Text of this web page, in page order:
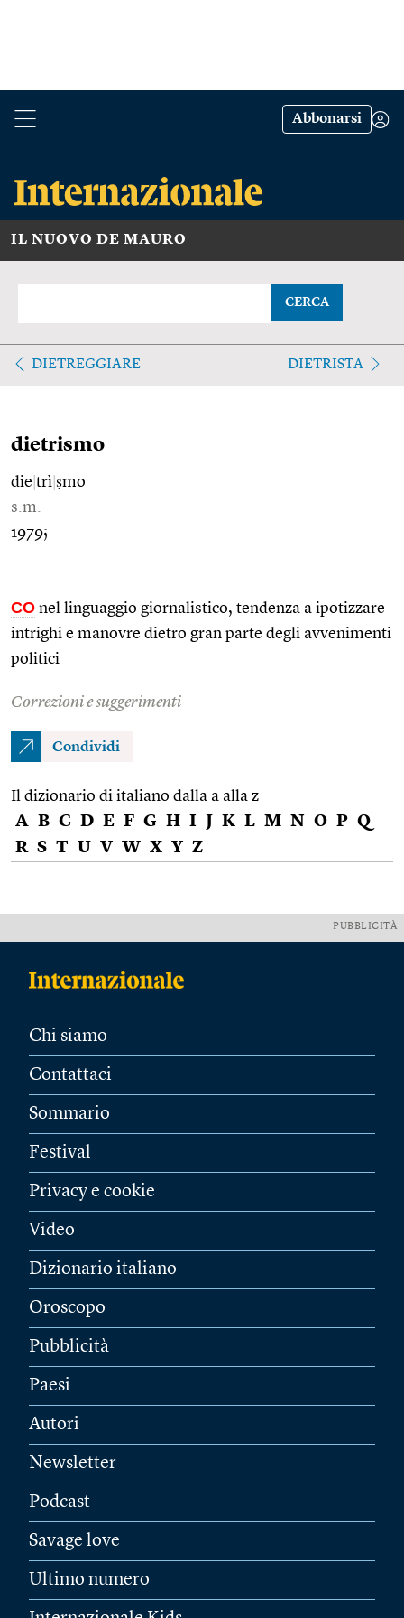
Abbonarsi
IL NUOVO DE MAURO
CERCA
DIETREGGIARE DIETRISTA
dietrismo
die trì ṣmo
s.m.
1979;
CO nel linguaggio giornalistico, tendenza a ipotizzare
intrighi e manovre dietro gran parte degli avvenimenti
politici
Correzioni e suggerimenti
Condividi
Il dizionario di italiano dalla a alla z
A B C D E F G H I J K L M N O P Q
R S T U V W X Y Z
PUBBLICITÀ
Chi siamo
Contattaci
Sommario
Festival
Privacy e cookie
Video
Dizionario italiano
Oroscopo
Pubblicità
Paesi
Autori
Newsletter
Podcast
Savage love
Ultimo numero